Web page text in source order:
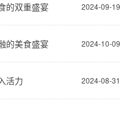
2024-09-19
的双重盛宴
2024-10-09
的美食盛宴
2024-08-31
活力